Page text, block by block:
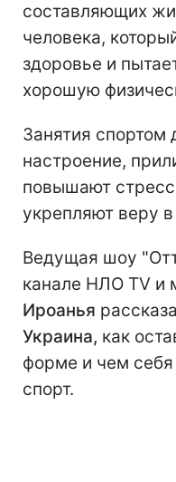
составляющих
человека,
здоровье и
хорошую
Занятия спортом
настроение,
повышают
укрепляют веру
Ведущая шоу
канале НЛО TV и
Ироанья
Украина, как
форме и чем
спорт.